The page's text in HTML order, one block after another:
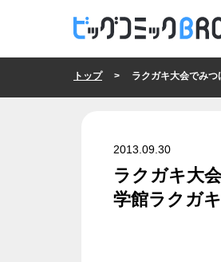
トップ> ラクガキ大会でみつけ
2013.09.30
ラクガキ大
学館ラクガキ